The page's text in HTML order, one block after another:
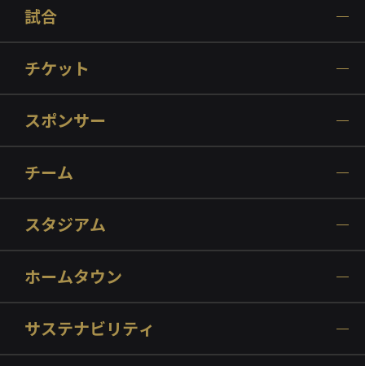
試合
チケット
スポンサー
チーム
スタジアム
ホームタウン
サステナビリティ